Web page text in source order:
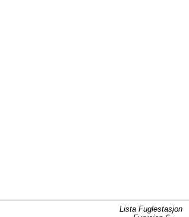
Lista Fuglestasjon